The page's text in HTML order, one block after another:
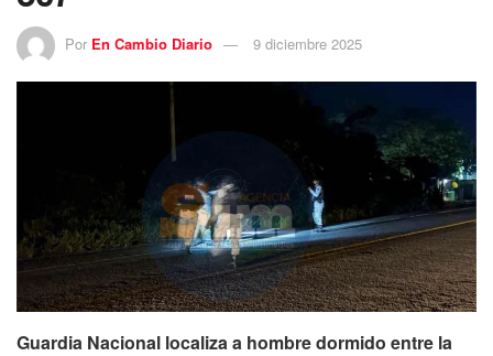
Por En Cambio Diario 9 diciembre 2025
Guardia Nacional localiza a hombre dormido entre la